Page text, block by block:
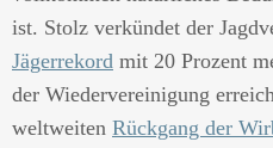
ist. Stolz verkündet der
Jägerrekord mit 20 Prozent
der Wiedervereinigung
weltweiten Rückgang der